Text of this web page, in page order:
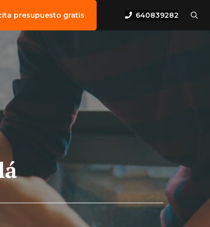
presupuesto gratis 640839282